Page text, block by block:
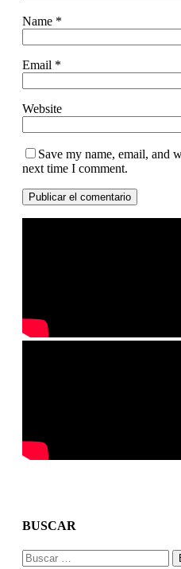
Name *
Email *
Website
Save my name, email, and
next time I comment.
BUSCAR
Buscar: